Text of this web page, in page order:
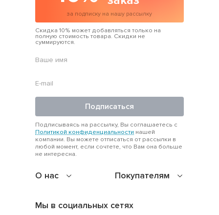
О нас Покупателям
за подписку на нашу рассылку
Скидка 10% может добавляться только на
полную стоимость товара. Скидки не
суммируются.
Подписаться
Подписываясь на рассылку, Вы соглашаетесь с
Политикой конфиденциальности нашей
компании. Вы можете отписаться от рассылки в
любой момент, если сочтете, что Вам она больше
не интересна.
Мы в социальных сетях